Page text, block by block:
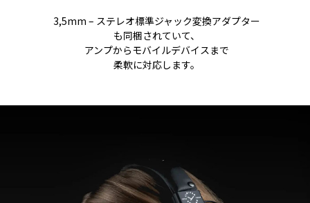
3,5mm – ステレオ標準ジャック変換アダプター
も同梱されていて、
アンプからモバイルデバイスまで
柔軟に対応します。